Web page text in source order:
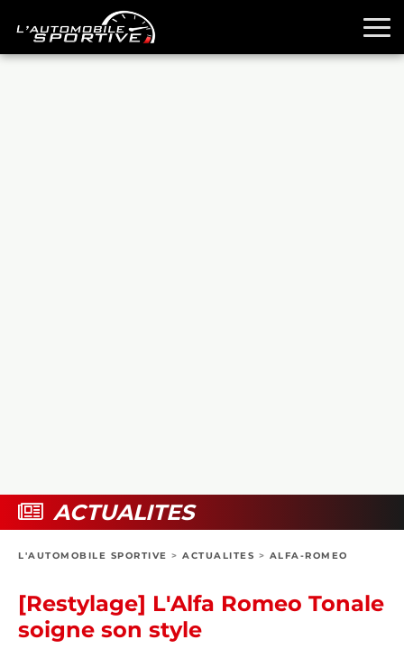
BOUTIQUE
ACTUALITES
L'AUTOMOBILE SPORTIVE > ACTUALITES > ALFA-ROMEO
[Restylage] L'Alfa Romeo Tonale
soigne son style